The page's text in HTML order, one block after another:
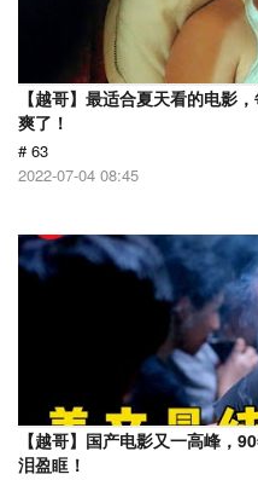
【越哥】最适合夏天看的电影
爽了！
# 63
2022-07-04 08:45
【越哥】国产电影又一高峰，
泪盈眶！